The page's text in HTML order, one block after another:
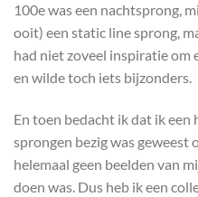
100e was een nachtsprong,
ooit) een static line sprong,
had niet zoveel inspiratie om
en wilde toch iets bijzonders.
En toen bedacht ik dat ik een
sprongen bezig was geweest
helemaal geen beelden van
doen was. Dus heb ik een